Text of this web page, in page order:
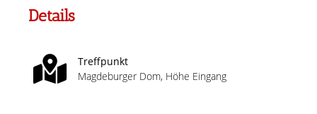
Details
Treffpunkt
Magdeburger Dom, Höhe Eingang